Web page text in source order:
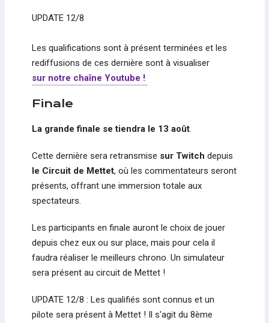
UPDATE 12/8
Les qualifications sont à présent terminées et les
rediffusions de ces dernière sont à visualiser
sur notre chaîne Youtube !
Finale
La grande finale se tiendra le 13 août.
Cette dernière sera retransmise sur Twitch depuis
le Circuit de Mettet, où les commentateurs seront
présents, offrant une immersion totale aux
spectateurs.
Les participants en finale auront le choix de jouer
depuis chez eux ou sur place, mais pour cela il
faudra réaliser le meilleurs chrono. Un simulateur
sera présent au circuit de Mettet !
UPDATE 12/8 : Les qualifiés sont connus et un
pilote sera présent à Mettet ! Il s'agit du 8ème